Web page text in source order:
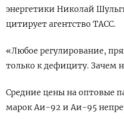
энергетики Николай
цитирует агентство ТАСС.
«Любое регулирование,
только к дефициту. Зачем
Средние цены на оптовые
марок Аи-92 и Аи-95